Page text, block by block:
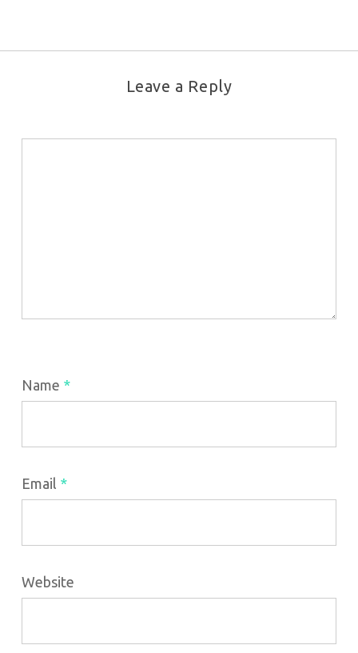
Leave a Reply
Name *
Email *
Website